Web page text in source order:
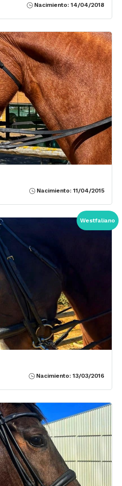
Nacimiento: 14/04/2018
Nacimiento: 11/04/2015
Westfaliano
Nacimiento: 13/03/2016